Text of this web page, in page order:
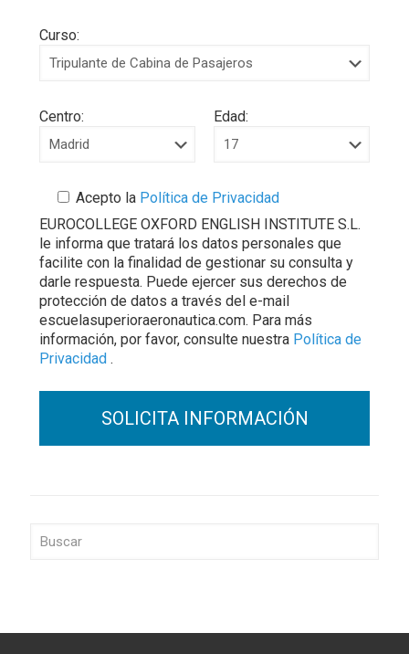
Curso:
Centro: Edad:
Acepto la Política de Privacidad
EUROCOLLEGE OXFORD ENGLISH INSTITUTE S.L.
le informa que tratará los datos personales que
facilite con la finalidad de gestionar su consulta y
darle respuesta. Puede ejercer sus derechos de
protección de datos a través del e-mail
escuelasuperioraeronautica.com. Para más
información, por favor, consulte nuestra Política de
Privacidad .